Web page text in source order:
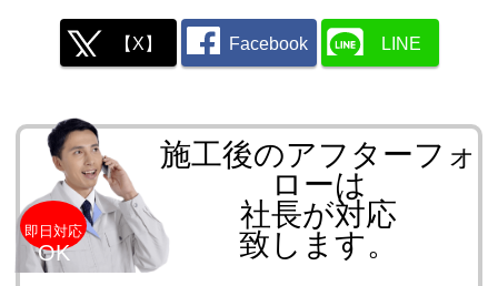
【X】 Facebook LINE
施工後のアフターフォ
ローは
社長が対応
致します。
即日対応
OK